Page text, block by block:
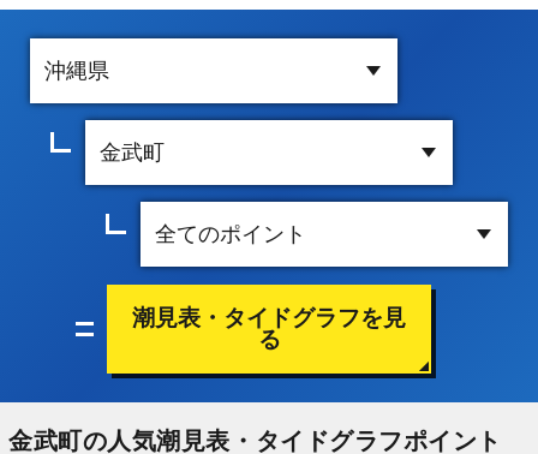
潮見表・タイドグラフを見
る
金武町の人気潮見表・タイドグラフポイント